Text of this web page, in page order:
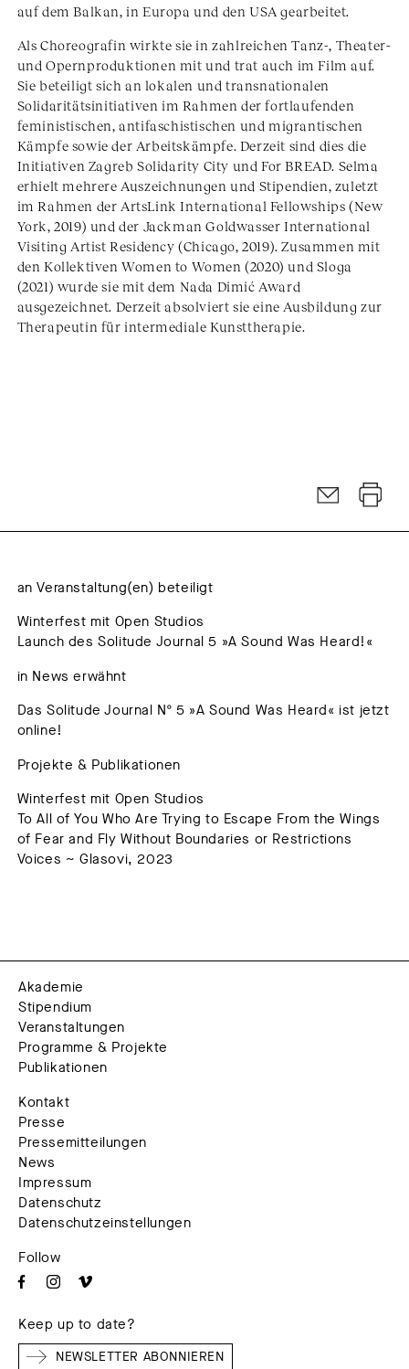
auf dem Balkan, in Europa und den USA gearbeitet.
Als Choreografin wirkte sie in zahlreichen Tanz-, Theater-
und Opernproduktionen mit und trat auch im Film auf.
Sie beteiligt sich an lokalen und transnationalen
Solidaritätsinitiativen im Rahmen der fortlaufenden
feministischen, antifaschistischen und migrantischen
Kämpfe sowie der Arbeitskämpfe. Derzeit sind dies die
Initiativen Zagreb Solidarity City und For BREAD. Selma
erhielt mehrere Auszeichnungen und Stipendien, zuletzt
im Rahmen der ArtsLink International Fellowships (New
York, 2019) und der Jackman Goldwasser International
Visiting Artist Residency (Chicago, 2019). Zusammen mit
den Kollektiven Women to Women (2020) und Sloga
(2021) wurde sie mit dem Nada Dimić Award
ausgezeichnet. Derzeit absolviert sie eine Ausbildung zur
Therapeutin für intermediale Kunsttherapie.
an Veranstaltung(en) beteiligt
Winterfest mit Open Studios
Launch des Solitude Journal 5 »A Sound Was Heard!«
in News erwähnt
Das Solitude Journal Nº 5 »A Sound Was Heard« ist jetzt
online!
Projekte & Publikationen
Winterfest mit Open Studios
To All of You Who Are Trying to Escape From the Wings
of Fear and Fly Without Boundaries or Restrictions
Voices ~ Glasovi, 2023
Akademie
Stipendium
Veranstaltungen
Programme & Projekte
Publikationen
Kontakt
Presse
Pressemitteilungen
News
Impressum
Datenschutz
Datenschutzeinstellungen
Follow
Keep up to date?
NEWSLETTER ABONNIEREN